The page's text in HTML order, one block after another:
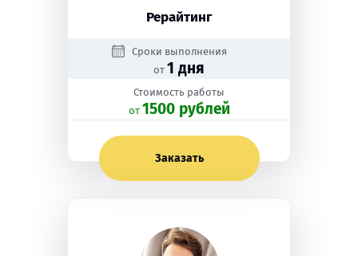
Рерайтинг
Сроки выполнения
от 1 дня
Стоимость работы
oт 1500 рублей
Заказать